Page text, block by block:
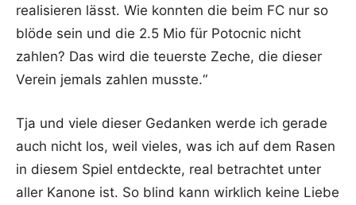
realisieren lässt. Wie konnten die beim FC nur so
blöde sein und die 2.5 Mio für Potocnic nicht
zahlen? Das wird die teuerste Zeche, die dieser
Verein jemals zahlen musste.“
Tja und viele dieser Gedanken werde ich gerade
auch nicht los, weil vieles, was ich auf dem Rasen
in diesem Spiel entdeckte, real betrachtet unter
aller Kanone ist. So blind kann wirklich keine Liebe